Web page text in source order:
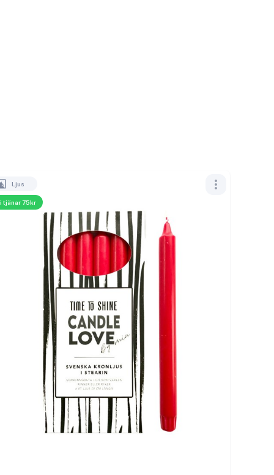
tjänar 75kr
Ljus